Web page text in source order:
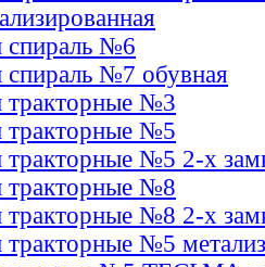
№6
№7 обувная
№3
№5
№5 2-х
№8
№8 2-х
№5